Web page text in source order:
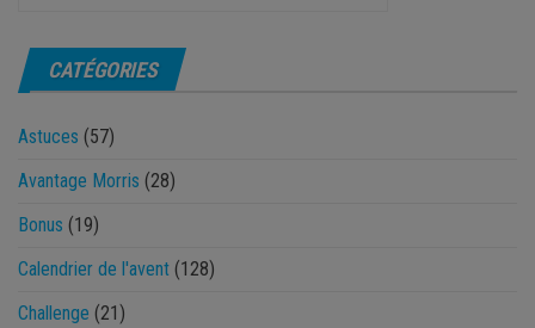
CATÉGORIES
Astuces (57)
Avantage Morris (28)
Bonus (19)
Calendrier de l'avent (128)
Challenge (21)